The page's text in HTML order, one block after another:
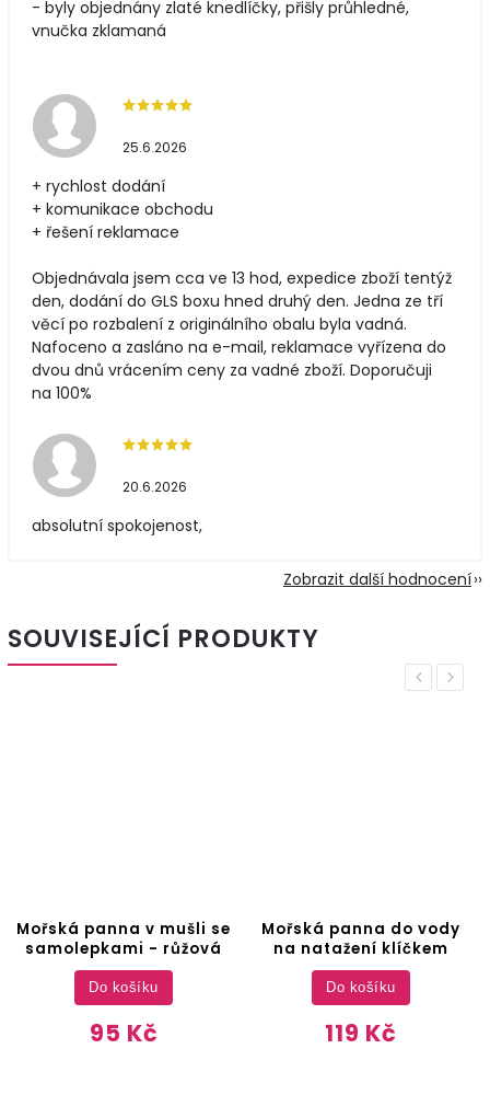
- byly objednány zlaté knedlíčky, přišly průhledné,
vnučka zklamaná
25.6.2026
+ rychlost dodání
+ komunikace obchodu
+ řešení reklamace
Objednávala jsem cca ve 13 hod, expedice zboží tentýž
den, dodání do GLS boxu hned druhý den. Jedna ze tří
věcí po rozbalení z originálního obalu byla vadná.
Nafoceno a zasláno na e-mail, reklamace vyřízena do
dvou dnů vrácením ceny za vadné zboží. Doporučuji
na 100%
20.6.2026
absolutní spokojenost,
Zobrazit další hodnocení
SOUVISEJÍCÍ PRODUKTY
Previous
Mořská panna v mušli se
samolepkami - růžová
95 Kč
Do košíku
Mořská panna do vody
na natažení klíčkem
119 Kč
Do košíku
Next